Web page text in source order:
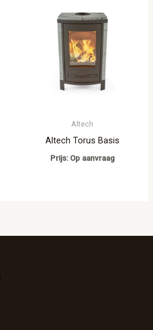
Altech
Altech Torus Basis
Prijs: Op aanvraag